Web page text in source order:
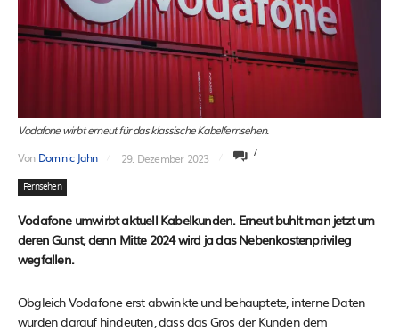
Vodafone wirbt erneut für das klassische Kabelfernsehen.
Von Dominic Jahn 29. Dezember 2023 7
Fernsehen
Vodafone umwirbt aktuell Kabelkunden. Erneut buhlt man jetzt um
deren Gunst, denn Mitte 2024 wird ja das Nebenkostenprivileg
wegfallen.
Obgleich Vodafone erst abwinkte und behauptete, interne Daten
würden darauf hindeuten, dass das Gros der Kunden dem